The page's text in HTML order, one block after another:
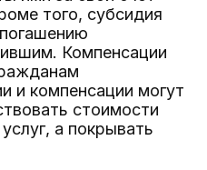
того, субсидия
Компенсации
и компенсации могут
стоимости
а покрывать